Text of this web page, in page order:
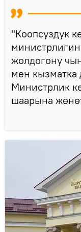
"Коопсуздук
жолдогону
мен кызматка
Министрлик
шаарына